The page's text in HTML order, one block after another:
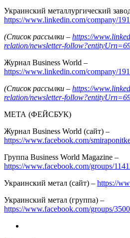
Украинский металлургический
https://www.linkedin.com/company/
(Список рассылки – https://
relation/newsletter-
Журнал Business World –
https://www.linkedin.com/company/
(Список рассылки – https://
relation/newsletter-
МЕТА (ФЕЙСБУК)
Журнал Business World (сайт) –
https://www.facebook.com/
Группа Business World Magazine –
https://www.facebook.com/groups/
Украинский метал (сайт) – https://
Украинский метал (группа) –
https://www.facebook.com/groups/